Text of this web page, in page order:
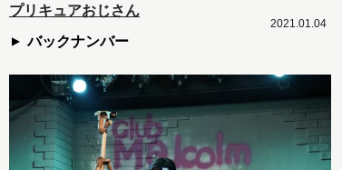
プリキュアおじさん
バックナンバー
2021.01.04